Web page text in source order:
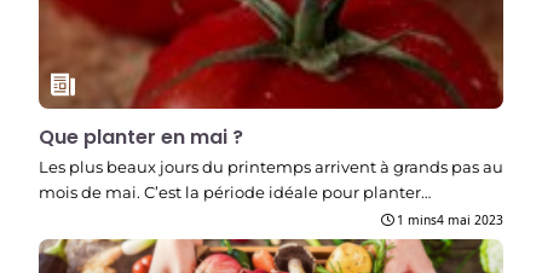
Que planter en mai ?
Les plus beaux jours du printemps arrivent à grands pas au
mois de mai. C’est la période idéale pour planter…
1 mins4 mai 2023